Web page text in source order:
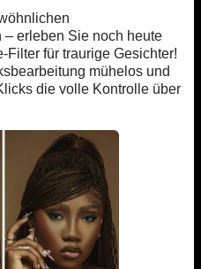
– erleben Sie noch heute
Filter für traurige Gesichter!
mühelos und
die volle Kontrolle über